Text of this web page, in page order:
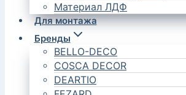
Материал ЛДФ
Для монтажа
Бренды
BELLO-DECO
COSCA DECOR
DEARTIO